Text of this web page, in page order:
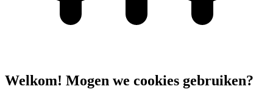
Welkom! Mogen we cookies gebruiken?